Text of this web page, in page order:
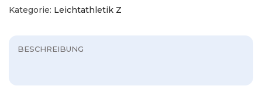
Kategorie: Leichtathletik Z
BESCHREIBUNG